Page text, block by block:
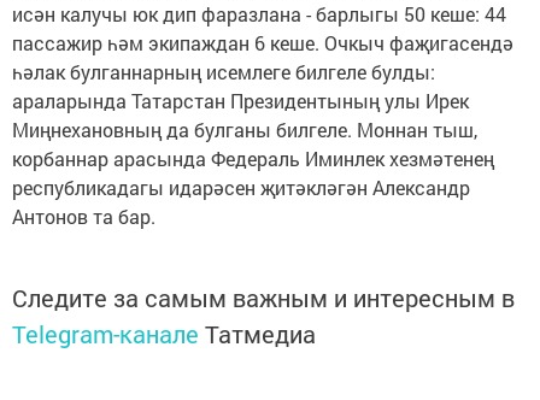
исән калучы юк дип фаразлана - барлыгы 50 кеше: 44
пассажир һәм экипаждан 6 кеше. Очкыч фаҗигасендә
һәлак булганнарның исемлеге билгеле булды:
араларында Татарстан Президентының улы Ирек
Миңнехановның да булганы билгеле. Моннан тыш,
корбаннар арасында Федераль Иминлек хезмәтенең
республикадагы идарәсен җитәкләгән Александр
Антонов та бар.
Следите за самым важным и интересным в
Telegram-канале Татмедиа